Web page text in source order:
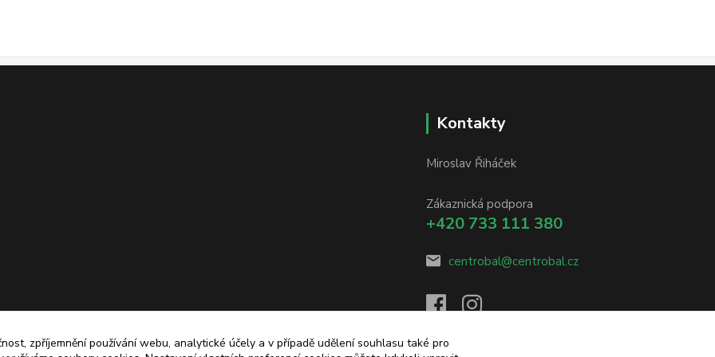
Kontakty
Miroslav Řiháček
Zákaznická podpora
+420 733 111 380
centrobal@centrobal.cz
zpříjemnění používání webu, analytické účely a v případě udělení souhlasu také pro